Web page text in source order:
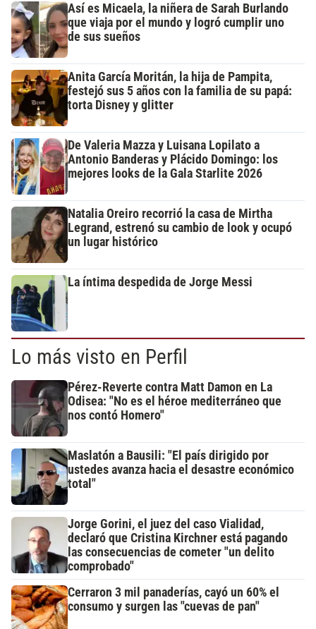
Así es Micaela, la niñera de Sarah Burlando
que viaja por el mundo y logró cumplir uno
de sus sueños
Anita García Moritán, la hija de Pampita,
festejó sus 5 años con la familia de su papá:
torta Disney y glitter
De Valeria Mazza y Luisana Lopilato a
Antonio Banderas y Plácido Domingo: los
mejores looks de la Gala Starlite 2026
Natalia Oreiro recorrió la casa de Mirtha
Legrand, estrenó su cambio de look y ocupó
un lugar histórico
La íntima despedida de Jorge Messi
Lo más visto en Perfil
Pérez-Reverte contra Matt Damon en La
Odisea: "No es el héroe mediterráneo que
nos contó Homero"
Maslatón a Bausili: "El país dirigido por
ustedes avanza hacia el desastre económico
total"
Jorge Gorini, el juez del caso Vialidad,
declaró que Cristina Kirchner está pagando
las consecuencias de cometer "un delito
comprobado"
Cerraron 3 mil panaderías, cayó un 60% el
consumo y surgen las "cuevas de pan"